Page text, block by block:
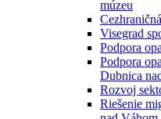
múzeu
Visegrad
Podpora
Podpora
Dubnica
Rozvoj
Riešenie